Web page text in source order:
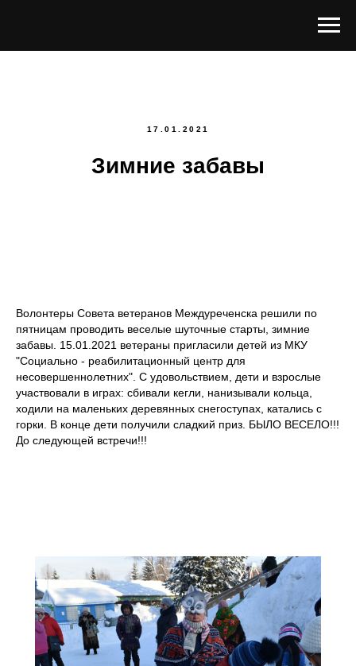
17.01.2021
Зимние забавы
Волонтеры Совета ветеранов Междуреченска решили по
пятницам проводить веселые шуточные старты, зимние
забавы. 15.01.2021 ветераны пригласили детей из МКУ
"Социально - реабилитационный центр для
несовершеннолетних". С удовольствием, дети и взрослые
участвовали в играх: сбивали кегли, нанизывали кольца,
ходили на маленьких деревянных снегоступах, катались с
горки. В конце дети получили сладкий приз. БЫЛО ВЕСЕЛО!!!
До следующей встречи!!!